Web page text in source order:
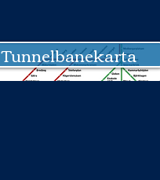
Tunnelbanekarta